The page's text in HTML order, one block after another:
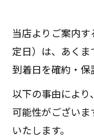
当店よりご案内
定日）は、あくま
到着日を確約・保
以下の事由によ
可能性がござい
いたします。